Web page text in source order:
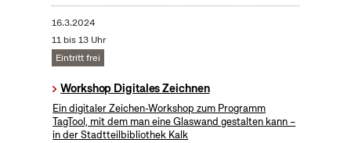
16.3.2024
11 bis 13 Uhr
Eintritt frei
Workshop Digitales Zeichnen
Ein digitaler Zeichen-Workshop zum Programm
TagTool, mit dem man eine Glaswand gestalten kann –
in der Stadtteilbibliothek Kalk